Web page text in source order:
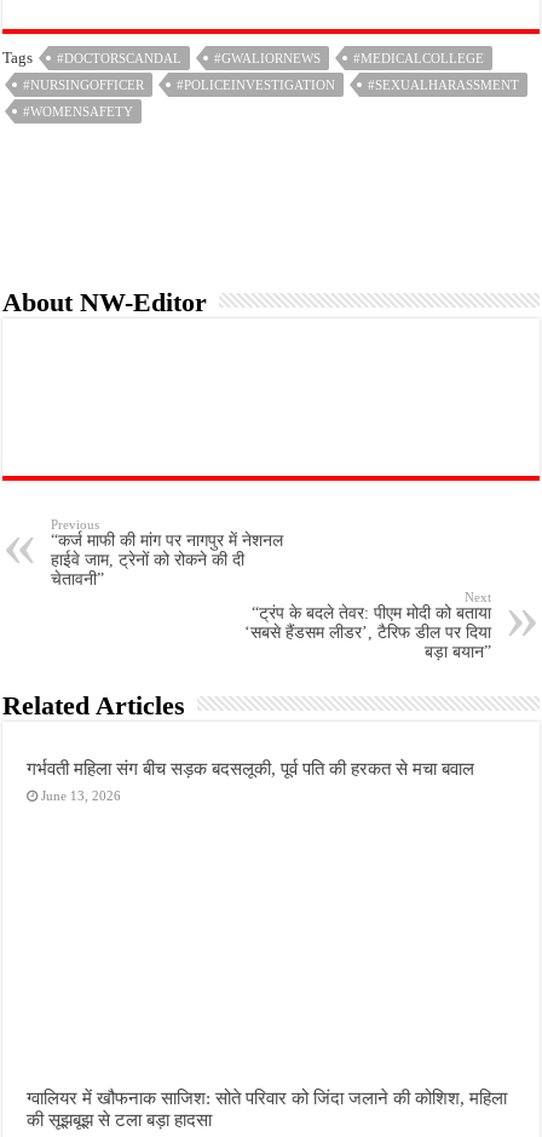
e
b
o
o
t
t
e
r
i
l
t
s
A
n
t
r
e
Tags #DOCTORSCANDAL #GWALIORNEWS
#MEDICALCOLLEGE
#NURSINGOFFICER
#POLICEINVESTIGATION
#SEXUALHARASSMENT
#WOMENSAFETY
About NW-Editor
Previous
“कर्ज माफी की मांग पर नागपुर में नेशनल
हाईवे जाम, ट्रेनों को रोकने की दी
चेतावनी”
Next
“ट्रंप के बदले तेवर: पीएम मोदी को बताया
‘सबसे हैंडसम लीडर’, टैरिफ डील पर दिया
बड़ा बयान”
Related Articles
गर्भवती महिला संग बीच सड़क बदसलूकी, पूर्व पति की हरकत से मचा बवाल
June 13, 2026
ग्वालियर में खौफनाक साजिश: सोते परिवार को जिंदा जलाने की कोशिश, महिला
की सूझबूझ से टला बड़ा हादसा